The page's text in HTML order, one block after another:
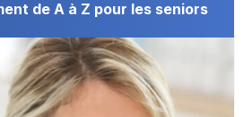
de A à Z pour les seniors